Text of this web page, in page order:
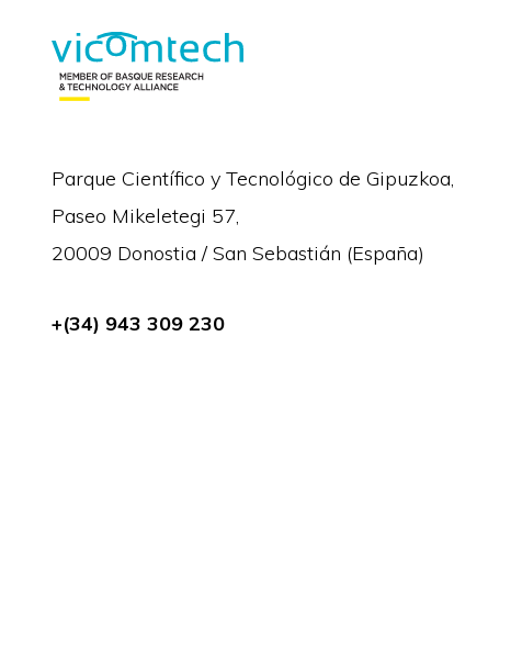
Parque Científico y Tecnológico de Gipuzkoa,
Paseo Mikeletegi 57,
20009 Donostia / San Sebastián (España)
+(34) 943 309 230